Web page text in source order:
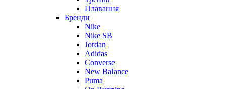
Плавання
Бренди
Nike
Nike SB
Jordan
Adidas
Converse
New Balance
Puma